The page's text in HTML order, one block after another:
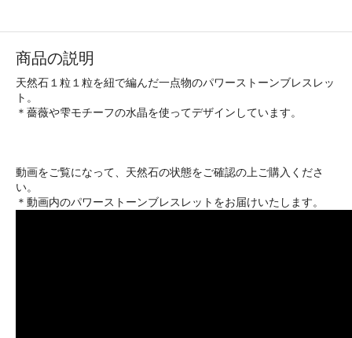
商品の説明
天然石１粒１粒を紐で編んだ一点物のパワーストーンブレスレッ
ト。
＊薔薇や雫モチーフの水晶を使ってデザインしています。
動画をご覧になって、天然石の状態をご確認の上ご購入くださ
い。
＊動画内のパワーストーンブレスレットをお届けいたします。